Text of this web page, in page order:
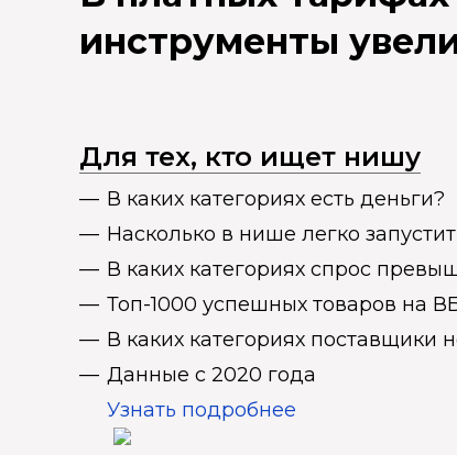
инструменты
Для тех, кто ищет нишу
В каких категориях есть деньги?
Насколько в нише легко
В каких категориях спрос
Топ-1000 успешных товаров на
В каких категориях поставщики
Данные с 2020 года
Узнать подробнее